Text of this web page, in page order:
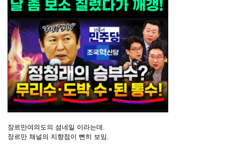
장르만여의도의 섬네일 이라는데.
장르만 채널의 지향점이 뻔히 보임.